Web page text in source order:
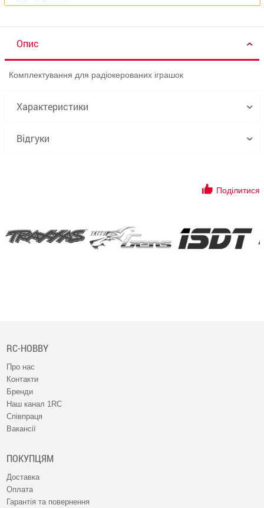
Опис
Комплектування для радіокерованих іграшок
Характеристики
Відгуки
Поділитися
RC-HOBBY
Про нас
Контакти
Бренди
Наш канал 1RC
Співпраця
Вакансії
ПОКУПЦЯМ
Доставка
Оплата
Гарантія та повернення